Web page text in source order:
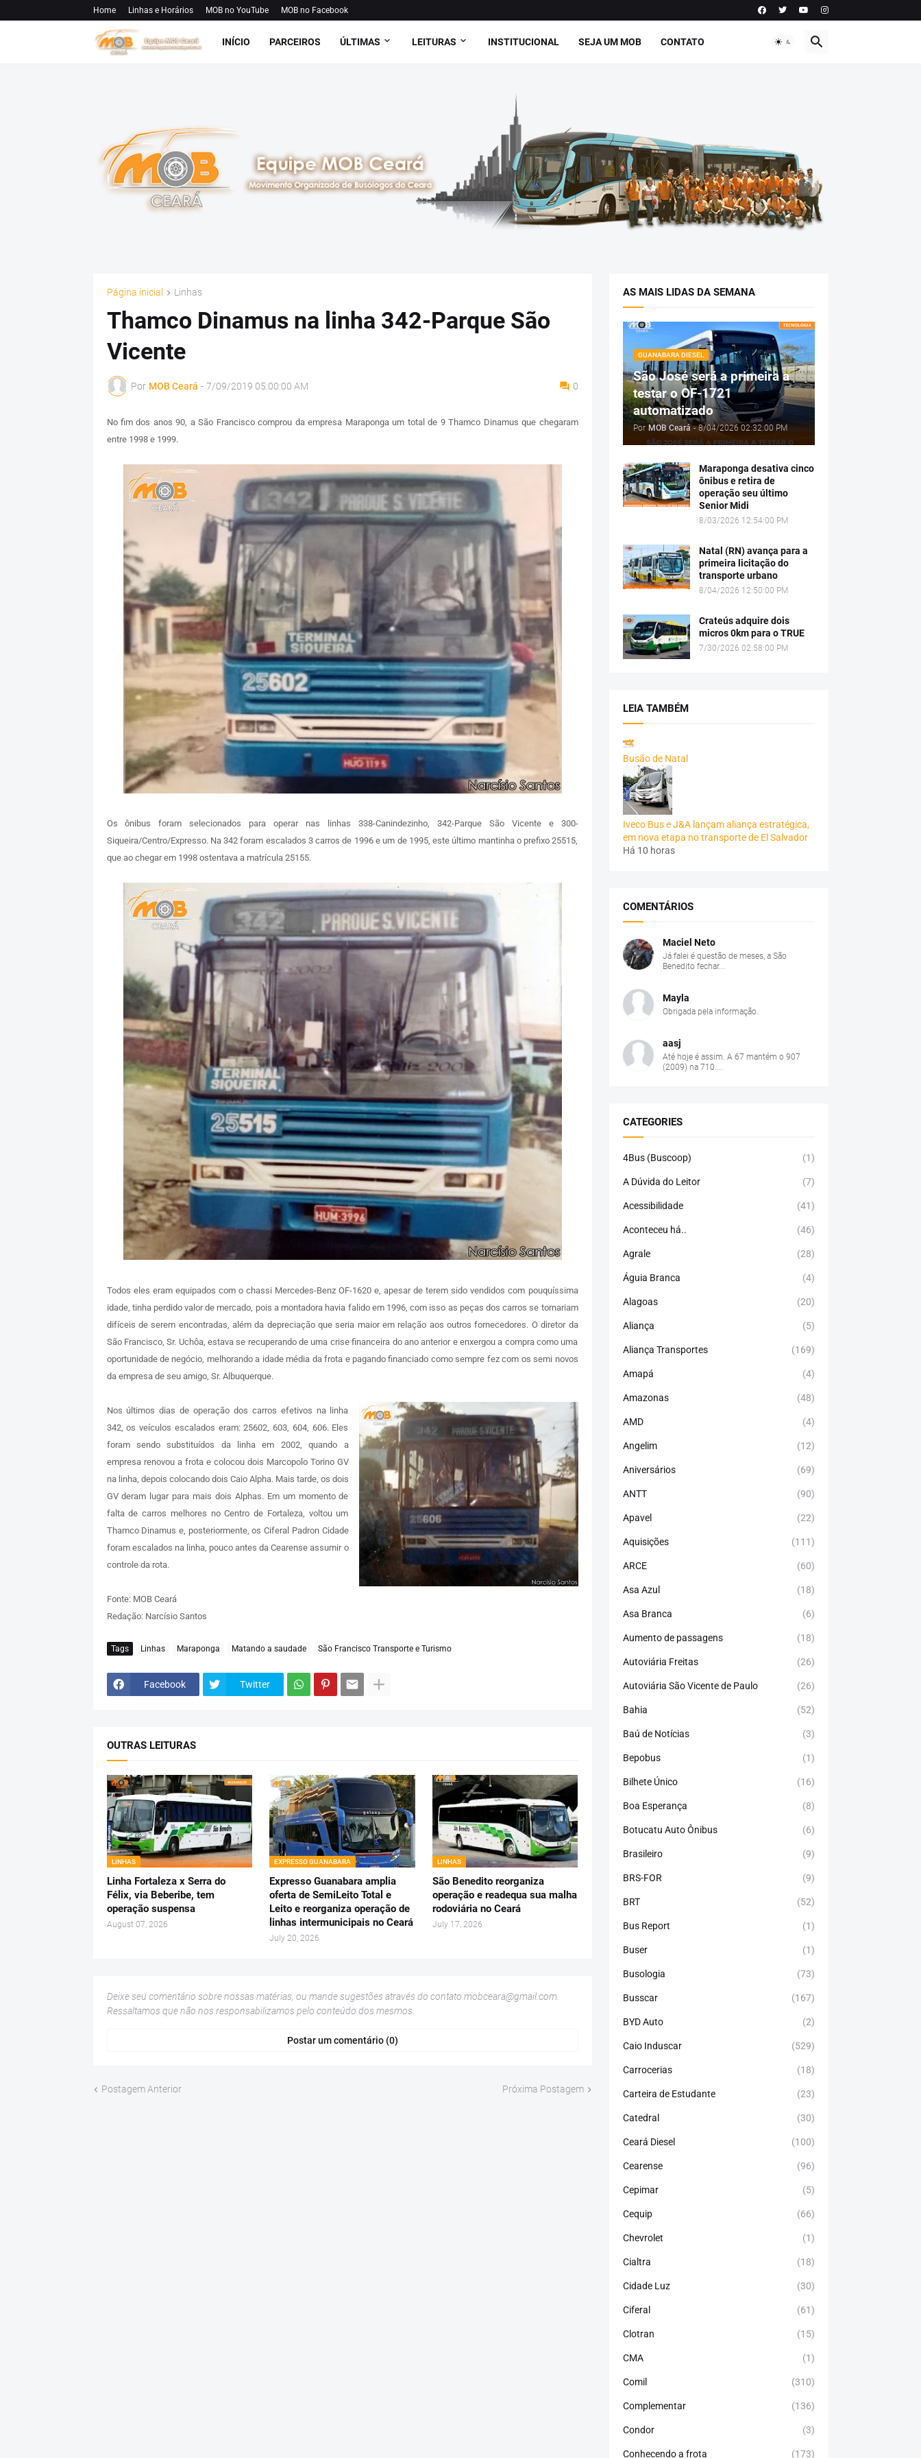
Home Linhas e Horários MOB no YouTube MOB no Facebook
INÍCIO PARCEIROS ÚLTIMAS LEITURAS INSTITUCIONAL SEJA UM MOB CONTATO
Página inicial Linhas
Thamco Dinamus na linha 342-Parque São
Vicente
Por MOB Ceará - 7/09/2019 05:00:00 AM 0
No fim dos anos 90, a São Francisco comprou da empresa Maraponga um total de 9 Thamco Dinamus que chegaram
entre 1998 e 1999.
Os ônibus foram selecionados para operar nas linhas 338-Canindezinho, 342-Parque São Vicente e 300-
Siqueira/Centro/Expresso. Na 342 foram escalados 3 carros de 1996 e um de 1995, este último mantinha o prefixo 25515,
que ao chegar em 1998 ostentava a matrícula 25155.
Todos eles eram equipados com o chassi Mercedes-Benz OF-1620 e, apesar de terem sido vendidos com pouquíssima
idade, tinha perdido valor de mercado, pois a montadora havia falido em 1996, com isso as peças dos carros se tornariam
difíceis de serem encontradas, além da depreciação que seria maior em relação aos outros fornecedores. O diretor da
São Francisco, Sr. Uchôa, estava se recuperando de uma crise financeira do ano anterior e enxergou a compra como uma
oportunidade de negócio, melhorando a idade média da frota e pagando financiado como sempre fez com os semi novos
da empresa de seu amigo, Sr. Albuquerque.
Nos últimos dias de operação dos carros efetivos na linha
342, os veículos escalados eram: 25602, 603, 604, 606. Eles
foram sendo substituídos da linha em 2002, quando a
empresa renovou a frota e colocou dois Marcopolo Torino GV
na linha, depois colocando dois Caio Alpha. Mais tarde, os dois
GV deram lugar para mais dois Alphas. Em um momento de
falta de carros melhores no Centro de Fortaleza, voltou um
Thamco Dinamus e, posteriormente, os Ciferal Padron Cidade
foram escalados na linha, pouco antes da Cearense assumir o
controle da rota.
Fonte: MOB Ceará
Redação: Narcísio Santos
Tags Linhas Maraponga Matando a saudade São Francisco Transporte e Turismo
Facebook Twitter
OUTRAS LEITURAS
LINHAS
Linha Fortaleza x Serra do
Félix, via Beberibe, tem
operação suspensa
August 07, 2026
EXPRESSO GUANABARA
Expresso Guanabara amplia
oferta de SemiLeito Total e
Leito e reorganiza operação de
linhas intermunicipais no Ceará
July 20, 2026
LINHAS
São Benedito reorganiza
operação e readequa sua malha
rodoviária no Ceará
July 17, 2026
Deixe seu comentário sobre nossas matérias, ou mande sugestões através do contato mobceara@gmail.com.
Ressaltamos que não nos responsabilizamos pelo conteúdo dos mesmos.
Postar um comentário (0)
Postagem Anterior Próxima Postagem
AS MAIS LIDAS DA SEMANA
GUANABARA DIESEL
São José será a primeira a
testar o OF-1721
automatizado
Por MOB Ceará - 8/04/2026 02:32:00 PM
Maraponga desativa cinco
ônibus e retira de
operação seu último
Senior Midi
8/03/2026 12:54:00 PM
Natal (RN) avança para a
primeira licitação do
transporte urbano
8/04/2026 12:50:00 PM
Crateús adquire dois
micros 0km para o TRUE
7/30/2026 02:58:00 PM
LEIA TAMBÉM
Busão de Natal
Iveco Bus e J&A lançam aliança estratégica,
em nova etapa no transporte de El Salvador
Há 10 horas
COMENTÁRIOS
Maciel Neto
Já falei é questão de meses, a São
Benedito fechar...
Mayla
Obrigada pela informação.
aasj
Até hoje é assim. A 67 mantém o 907
(2009) na 710....
CATEGORIES
4Bus (Buscoop) (1)
A Dúvida do Leitor (7)
Acessibilidade (41)
Aconteceu há.. (46)
Agrale (28)
Águia Branca (4)
Alagoas (20)
Aliança (5)
Aliança Transportes (169)
Amapá (4)
Amazonas (48)
AMD (4)
Angelim (12)
Aniversários (69)
ANTT (90)
Apavel (22)
Aquisições (111)
ARCE (60)
Asa Azul (18)
Asa Branca (6)
Aumento de passagens (18)
Autoviária Freitas (26)
Autoviária São Vicente de Paulo (26)
Bahia (52)
Baú de Notícias (3)
Bepobus (1)
Bilhete Único (16)
Boa Esperança (8)
Botucatu Auto Ônibus (6)
Brasileiro (9)
BRS-FOR (9)
BRT (52)
Bus Report (1)
Buser (1)
Busologia (73)
Busscar (167)
BYD Auto (2)
Caio Induscar (529)
Carrocerias (18)
Carteira de Estudante (23)
Catedral (30)
Ceará Diesel (100)
Cearense (96)
Cepimar (5)
Cequip (66)
Chevrolet (1)
Cialtra (18)
Cidade Luz (30)
Ciferal (61)
Clotran (15)
CMA (1)
Comil (310)
Complementar (136)
Condor (3)
Conhecendo a frota (173)